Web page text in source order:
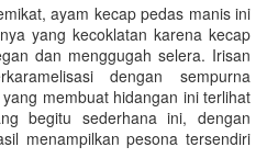
ayam kecap pedas manis ini
yang kecoklatan karena kecap
dan menggugah selera. Irisan
dengan sempurna
membuat hidangan ini terlihat
begitu sederhana ini, dengan
menampilkan pesona tersendiri